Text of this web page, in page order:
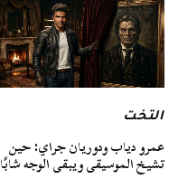
التخت
عمرو دياب ودوريان جراي: حين
تشيخ الموسيقى ويبقى الوجه شابًا